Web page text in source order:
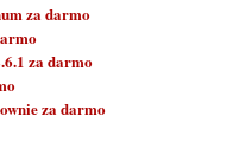
za darmo
za darmo
za darmo